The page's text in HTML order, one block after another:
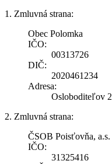
1. Zmluvná strana:
Obec Polomka
IČO:
00313726
DIČ:
2020461234
Adresa:
Osloboditeľov
2. Zmluvná strana:
ČSOB Poisťovňa, a.s.
IČO:
31325416